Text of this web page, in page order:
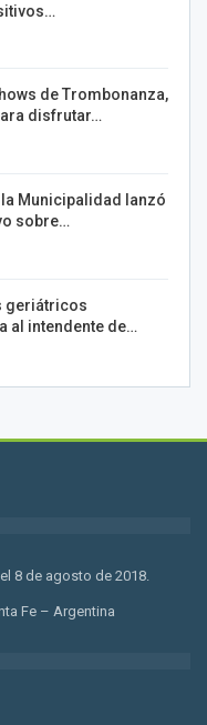
de Trombonanza,
disfrutar…
Municipalidad lanzó
sobre…
geriátricos
al intendente de…
8 de agosto de 2018.
Fe – Argentina